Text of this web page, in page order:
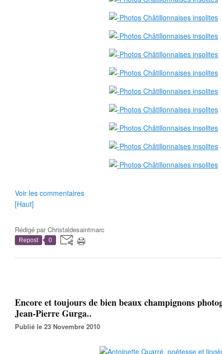
Voir les commentaires
[Haut]
Rédigé parChristaldesaintmarc
Repost 0
Encore et toujours de bien beaux champignons
Jean-Pierre Gurga..
Publié le 23 Novembre 2010